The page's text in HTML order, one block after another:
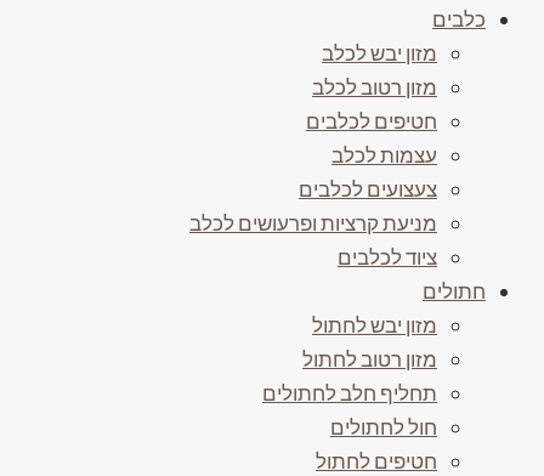
כלבים
מזון יבש לכלב
מזון רטוב לכלב
חטיפים לכלבים
עצמות לכלב
צעצועים לכלבים
מניעת קרציות ופרעושים לכלב
ציוד לכלבים
חתולים
מזון יבש לחתול
מזון רטוב לחתול
תחליף חלב לחתולים
חול לחתולים
חטיפים לחתול